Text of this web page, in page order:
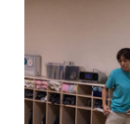
お問い合わせ